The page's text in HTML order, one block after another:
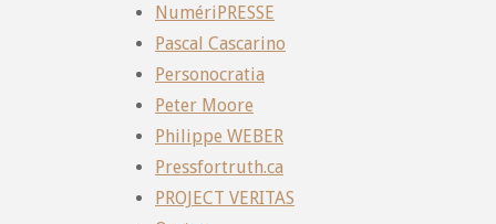
NumériPRESSE
Pascal Cascarino
Personocratia
Peter Moore
Philippe WEBER
Pressfortruth.ca
PROJECT VERITAS